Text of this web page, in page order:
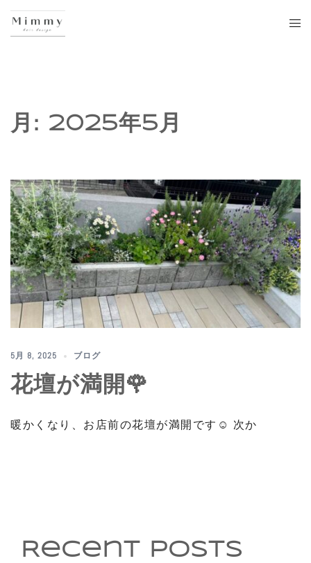
月: 2025年5月
5月 8, 2025 ブログ
花壇が満開🌹
暖かくなり、お店前の花壇が満開です☺️ 次か
Recent Posts